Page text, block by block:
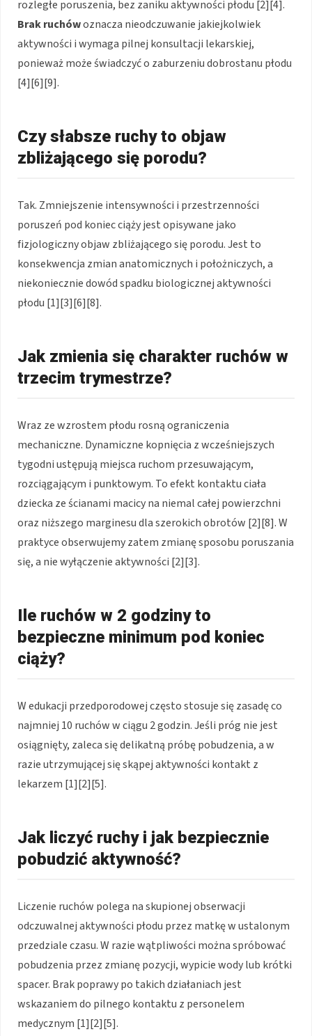
rozległe poruszenia, bez zaniku aktywności płodu [2][4].
Brak ruchówoznacza nieodczuwanie jakiejkolwiek
aktywności i wymaga pilnej konsultacji lekarskiej,
ponieważ może świadczyć o zaburzeniu dobrostanu płodu
[4][6][9].
Czy słabsze ruchy to objaw
zbliżającego się porodu?
Tak. Zmniejszenie intensywności i przestrzenności
poruszeń pod koniec ciąży jest opisywane jako
fizjologiczny objaw zbliżającego się porodu. Jest to
konsekwencja zmian anatomicznych i położniczych, a
niekoniecznie dowód spadku biologicznej aktywności
płodu [1][3][6][8].
Jak zmienia się charakter ruchów w
trzecim trymestrze?
Wraz ze wzrostem płodu rosną ograniczenia
mechaniczne. Dynamiczne kopnięcia z wcześniejszych
tygodni ustępują miejsca ruchom przesuwającym,
rozciągającym i punktowym. To efekt kontaktu ciała
dziecka ze ścianami macicy na niemal całej powierzchni
oraz niższego marginesu dla szerokich obrotów [2][8]. W
praktyce obserwujemy zatem zmianę sposobu poruszania
się, a nie wyłączenie aktywności [2][3].
Ile ruchów w 2 godziny to
bezpieczne minimum pod koniec
ciąży?
W edukacji przedporodowej często stosuje się zasadę co
najmniej 10 ruchów w ciągu 2 godzin. Jeśli próg nie jest
osiągnięty, zaleca się delikatną próbę pobudzenia, a w
razie utrzymującej się skąpej aktywności kontakt z
lekarzem [1][2][5].
Jak liczyć ruchy i jak bezpiecznie
pobudzić aktywność?
Liczenie ruchów polega na skupionej obserwacji
odczuwalnej aktywności płodu przez matkę w ustalonym
przedziale czasu. W razie wątpliwości można spróbować
pobudzenia przez zmianę pozycji, wypicie wody lub krótki
spacer. Brak poprawy po takich działaniach jest
wskazaniem do pilnego kontaktu z personelem
medycznym [1][2][5].